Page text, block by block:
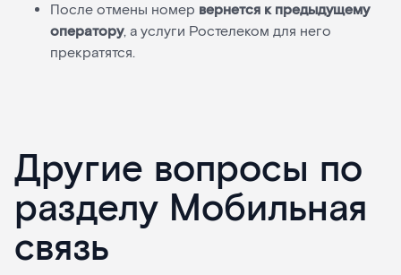
После отмены номер вернется к предыдущему
оператору, а услуги Ростелеком для него
прекратятся.
Другие вопросы по
разделу Мобильная
связь